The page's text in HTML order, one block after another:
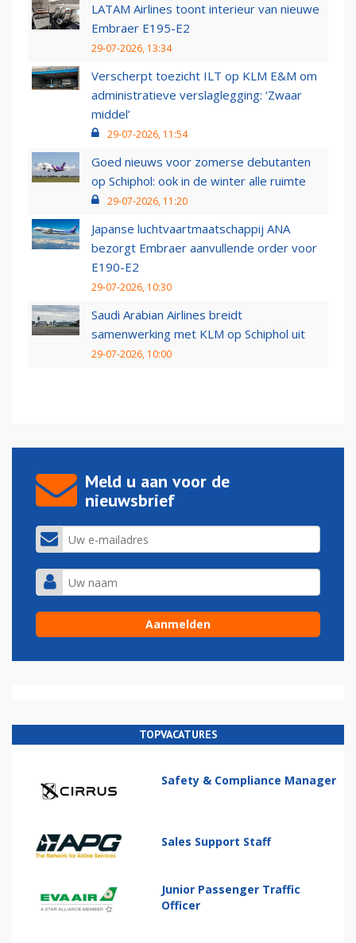
LATAM Airlines toont interieur van nieuwe
Embraer E195-E2
29-07-2026, 13:34
Verscherpt toezicht ILT op KLM E&M om
administratieve verslaglegging: ‘Zwaar
middel’
29-07-2026, 11:54
Goed nieuws voor zomerse debutanten
op Schiphol: ook in de winter alle ruimte
29-07-2026, 11:20
Japanse luchtvaartmaatschappij ANA
bezorgt Embraer aanvullende order voor
E190-E2
29-07-2026, 10:30
Saudi Arabian Airlines breidt
samenwerking met KLM op Schiphol uit
29-07-2026, 10:00
Meld u aan voor de
nieuwsbrief
TOPVACATURES
Safety & Compliance Manager
Sales Support Staff
Junior Passenger Traffic
Officer